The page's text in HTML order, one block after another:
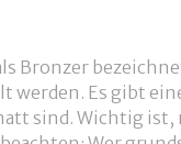
Bronzer
werden. Es gibt
sind. Wichtig